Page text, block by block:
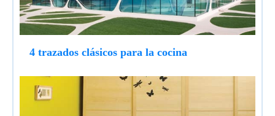
4 trazados clásicos para la cocina